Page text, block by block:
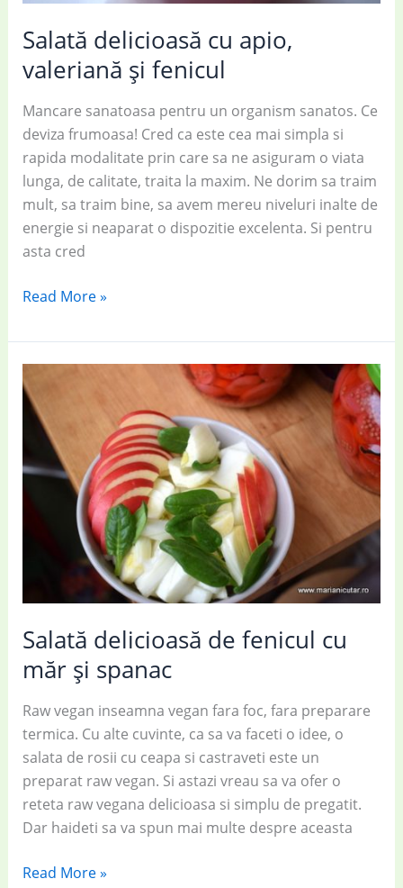
Salată delicioasă cu apio,
valeriană și fenicul
Mancare sanatoasa pentru un organism sanatos. Ce
deviza frumoasa! Cred ca este cea mai simpla si
rapida modalitate prin care sa ne asiguram o viata
lunga, de calitate, traita la maxim. Ne dorim sa traim
mult, sa traim bine, sa avem mereu niveluri inalte de
energie si neaparat o dispozitie excelenta. Si pentru
asta cred
Salată
cu
apio,
valeriană
și
fenicul
Read More »
Salată delicioasă de fenicul cu
măr și spanac
Raw vegan inseamna vegan fara foc, fara preparare
termica. Cu alte cuvinte, ca sa va faceti o idee, o
salata de rosii cu ceapa si castraveti este un
preparat raw vegan. Si astazi vreau sa va ofer o
reteta raw vegana delicioasa si simplu de pregatit.
Dar haideti sa va spun mai multe despre aceasta
Salată
Read More »